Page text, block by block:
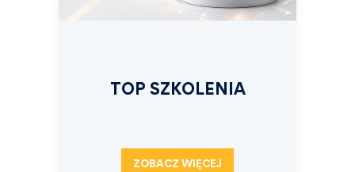
TOP SZKOLENIA
ZOBACZ WIĘCEJ